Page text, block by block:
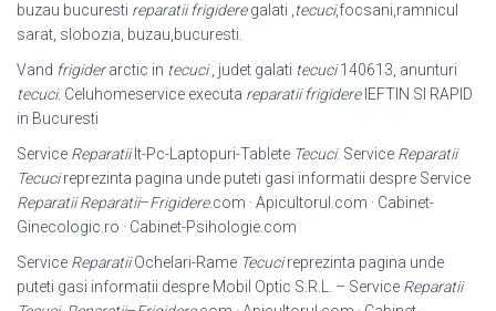
buzau bucuresti reparatii frigideregalati ,tecuci,focsani,ramnicul
sarat, slobozia, buzau,bucuresti.
Vand frigiderarctic in tecuci, judet galati tecuci140613, anunturi
tecuci. Celuhomeservice executa reparatii frigidereIEFTIN SI RAPID
in Bucuresti
Service ReparatiiIt-Pc-Laptopuri-Tablete Tecuci. Service Reparatii
Tecucireprezinta pagina unde puteti gasi informatii despre Service
Reparatii Reparatii–Frigidere.com · Apicultorul.com · Cabinet-
Ginecologic.ro · Cabinet-Psihologie.com
Service ReparatiiOchelari-Rame Tecucireprezinta pagina unde
puteti gasi informatii despre Mobil Optic S.R.L. – Service Reparatii